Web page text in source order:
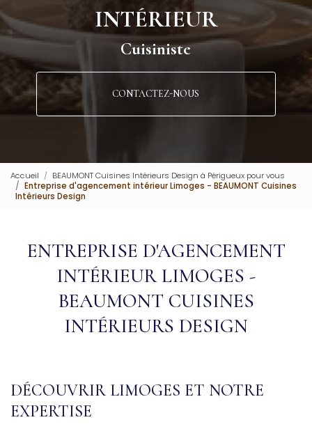
INTÉRIEUR
Cuisiniste
CONTACTEZ-NOUS
Accueil
BEAUMONT Cuisines Intérieurs Design à Périgueux pour vous
Entreprise d'agencement intérieur Limoges - BEAUMONT Cuisines
Intérieurs Design
ENTREPRISE D'AGENCEMENT
INTÉRIEUR LIMOGES -
BEAUMONT CUISINES
INTÉRIEURS DESIGN
DÉCOUVRIR LIMOGES ET NOTRE
EXPERTISE